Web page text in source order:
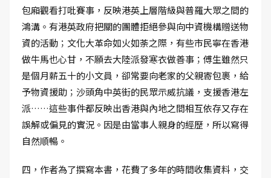
包廂觀看打吡賽事，反映港英上層階級與普羅大眾之間的
鴻溝。有港英政府把關的團體拒絕參與向中資機構贈送物
資的活動；文化大革命如火如荼之際，有些市民寧在香港
做牛馬也心甘，不願去大陸派發寒衣做善事；傅生雖然只
是個月薪五十的小文員，卻常要向老家的父親寄包裹，給
予物資援助；沙頭角中英街的民眾示威抗議，支援香港左
派……這些事件都反映出香港與內地之間相互依存又存在
誤解或偏見的實況。因是由當事人親身的經歷，所以寫得
自然順暢。
四，作者為了撰寫本書，花費了多年的時間收集資料，交